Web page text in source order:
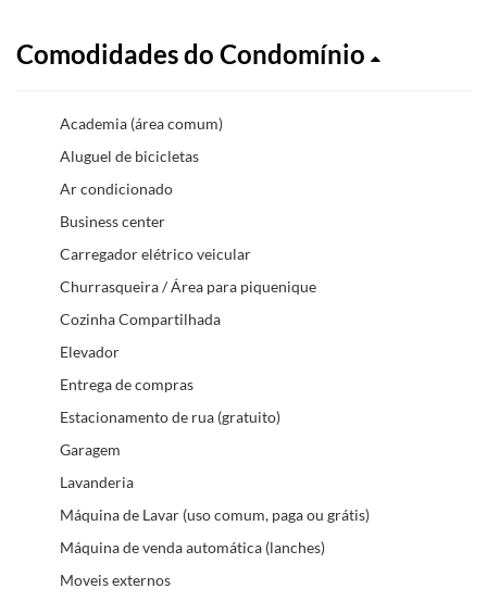
Comodidades do Condomínio
Academia (área comum)
Aluguel de bicicletas
Ar condicionado
Business center
Carregador elétrico veicular
Churrasqueira / Área para piquenique
Cozinha Compartilhada
Elevador
Entrega de compras
Estacionamento de rua (gratuito)
Garagem
Lavanderia
Máquina de Lavar (uso comum, paga ou grátis)
Máquina de venda automática (lanches)
Moveis externos